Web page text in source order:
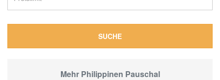
SUCHE
Mehr Philippinen Pauschal